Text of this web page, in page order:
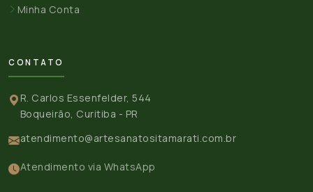
Minha Conta
CONTATO
R. Carlos Essenfelder, 544
Boqueirão, Curitiba - PR
atendimento@artesanatositamarati.com.br
Atendimento via WhatsApp